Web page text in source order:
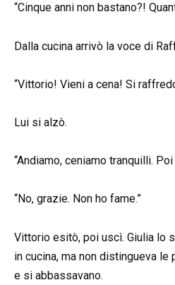
“Cinque anni non bastano?!
Dalla cucina arrivò la voce di
“Vittorio! Vieni a cena! Si
Lui si alzò.
“Andiamo, ceniamo tranquilli.
“No, grazie. Non ho fame.”
Vittorio esitò, poi uscì. Giulia lo
in cucina, ma non distingueva
e si abbassavano.